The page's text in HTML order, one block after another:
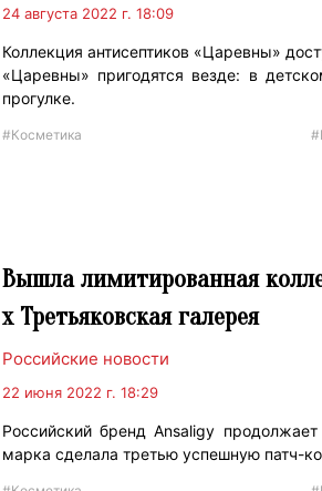
24 августа 2022 г. 18:09
Коллекция антисептиков «Царевны»
«Царевны» пригодятся везде: в
прогулке.
#Косметика
Вышла лимитированная
x Третьяковская галерея
Российские новости
22 июня 2022 г. 18:29
Российский бренд Ansaligy
марка сделала третью успешную патч-